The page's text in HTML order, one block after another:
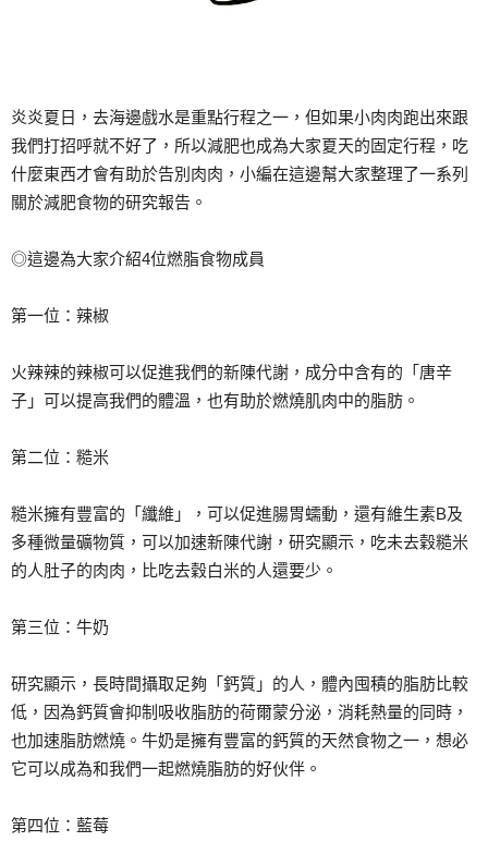
炎炎夏日，去海邊戲水是重點行程之一，但如果小肉肉跑出來跟
我們打招呼就不好了，所以減肥也成為大家夏天的固定行程，吃
什麼東西才會有助於告別肉肉，小編在這邊幫大家整理了一系列
關於減肥食物的研究報告。
◎這邊為大家介紹4位燃脂食物成員
第一位：辣椒
火辣辣的辣椒可以促進我們的新陳代謝，成分中含有的「唐辛
子」可以提高我們的體溫，也有助於燃燒肌肉中的脂肪。
第二位：糙米
糙米擁有豐富的「纖維」，可以促進腸胃蠕動，還有維生素B及
多種微量礦物質，可以加速新陳代謝，研究顯示，吃未去穀糙米
的人肚子的肉肉，比吃去穀白米的人還要少。
第三位：牛奶
研究顯示，長時間攝取足夠「鈣質」的人，體內囤積的脂肪比較
低，因為鈣質會抑制吸收脂肪的荷爾蒙分泌，消耗熱量的同時，
也加速脂肪燃燒。牛奶是擁有豐富的鈣質的天然食物之一，想必
它可以成為和我們一起燃燒脂肪的好伙伴。
第四位：藍莓